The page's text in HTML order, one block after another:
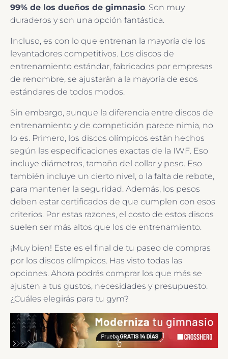
99% de los dueños de gimnasio. Son muy
duraderos y son una opción fantástica.
Incluso, es con lo que entrenan la mayoría de los
levantadores competitivos. Los discos de
entrenamiento estándar, fabricados por empresas
de renombre, se ajustarán a la mayoría de esos
estándares de todos modos.
Sin embargo, aunque la diferencia entre discos de
entrenamiento y de competición parece nimia, no
lo es. Primero, los discos olímpicos están hechos
según las especificaciones exactas de la IWF. Eso
incluye diámetros, tamaño del collar y peso. Eso
también incluye un cierto nivel, o la falta de rebote,
para mantener la seguridad. Además, los pesos
deben estar certificados de que cumplen con esos
criterios. Por estas razones, el costo de estos discos
suelen ser más altos que los de entrenamiento.
¡Muy bien! Este es el final de tu paseo de compras
por los discos olímpicos. Has visto todas las
opciones. Ahora podrás comprar los que más se
ajusten a tus gustos, necesidades y presupuesto.
¿Cuáles elegirás para tu gym?